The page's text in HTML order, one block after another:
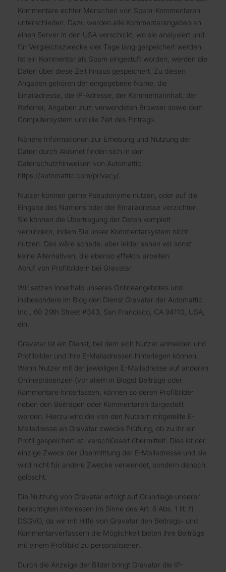
Kommentare echter Menschen von Spam-Kommentaren
unterschieden. Dazu werden alle Kommentarangaben an
einen Server in den USA verschickt, wo sie analysiert und
für Vergleichszwecke vier Tage lang gespeichert werden.
Ist ein Kommentar als Spam eingestuft worden, werden die
Daten über diese Zeit hinaus gespeichert. Zu diesen
Angaben gehören der eingegebene Name, die
Emailadresse, die IP-Adresse, der Kommentarinhalt, der
Referrer, Angaben zum verwendeten Browser sowie dem
Computersystem und die Zeit des Eintrags.
Nähere Informationen zur Erhebung und Nutzung der
Daten durch Akismet finden sich in den
Datenschutzhinweisen von Automattic:
https://automattic.com/privacy/.
Nutzer können gerne Pseudonyme nutzen, oder auf die
Eingabe des Namens oder der Emailadresse verzichten.
Sie können die Übertragung der Daten komplett
verhindern, indem Sie unser Kommentarsystem nicht
nutzen. Das wäre schade, aber leider sehen wir sonst
keine Alternativen, die ebenso effektiv arbeiten.
Abruf von Profilbildern bei Gravatar
Wir setzen innerhalb unseres Onlineangebotes und
insbesondere im Blog den Dienst Gravatar der Automattic
Inc., 60 29th Street #343, San Francisco, CA 94110, USA,
ein.
Gravatar ist ein Dienst, bei dem sich Nutzer anmelden und
Profilbilder und ihre E-Mailadressen hinterlegen können.
Wenn Nutzer mit der jeweiligen E-Mailadresse auf anderen
Onlinepräsenzen (vor allem in Blogs) Beiträge oder
Kommentare hinterlassen, können so deren Profilbilder
neben den Beiträgen oder Kommentaren dargestellt
werden. Hierzu wird die von den Nutzern mitgeteilte E-
Mailadresse an Gravatar zwecks Prüfung, ob zu ihr ein
Profil gespeichert ist, verschlüsselt übermittelt. Dies ist der
einzige Zweck der Übermittlung der E-Mailadresse und sie
wird nicht für andere Zwecke verwendet, sondern danach
gelöscht.
Die Nutzung von Gravatar erfolgt auf Grundlage unserer
berechtigten Interessen im Sinne des Art. 6 Abs. 1 lit. f)
DSGVO, da wir mit Hilfe von Gravatar den Beitrags- und
Kommentarverfassern die Möglichkeit bieten ihre Beiträge
mit einem Profilbild zu personalisieren.
Durch die Anzeige der Bilder bringt Gravatar die IP-